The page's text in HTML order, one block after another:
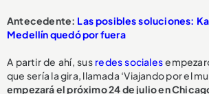
Antecedente: Las posibles soluciones:
Medellín quedó por fuera
A partir de ahí, sus redes sociales
que sería la gira, llamada ‘Viajando por el
empezará el próximo 24 de julio en